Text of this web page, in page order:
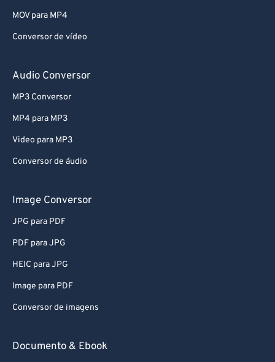
MOV para MP4
Conversor de vídeo
Audio Conversor
MP3 Conversor
MP4 para MP3
Video para MP3
Conversor de áudio
Image Conversor
JPG para PDF
PDF para JPG
HEIC para JPG
Image para PDF
Conversor de imagens
Documento & Ebook